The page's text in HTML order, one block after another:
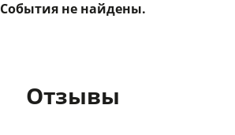
События не найдены.
Отзывы